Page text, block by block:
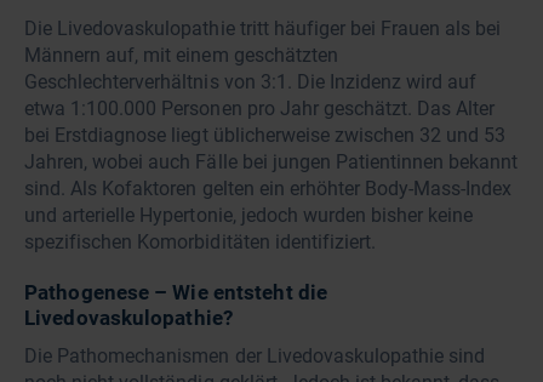
Die Livedovaskulopathie tritt häufiger bei Frauen als bei
Männern auf, mit einem geschätzten
Geschlechterverhältnis von 3:1. Die Inzidenz wird auf
etwa 1:100.000 Personen pro Jahr geschätzt. Das Alter
bei Erstdiagnose liegt üblicherweise zwischen 32 und 53
Jahren, wobei auch Fälle bei jungen Patientinnen bekannt
sind. Als Kofaktoren gelten ein erhöhter Body-Mass-Index
und arterielle Hypertonie, jedoch wurden bisher keine
spezifischen Komorbiditäten identifiziert.
Pathogenese – Wie entsteht die
Livedovaskulopathie?
Die Pathomechanismen der Livedovaskulopathie sind